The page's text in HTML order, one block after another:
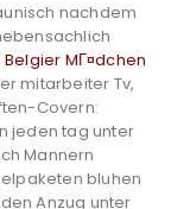
nachdem
MГ¤dchen
mitarbeiter Tv,
Covern:
jeden tag unter
Mannern
bluhen
Anzug unter